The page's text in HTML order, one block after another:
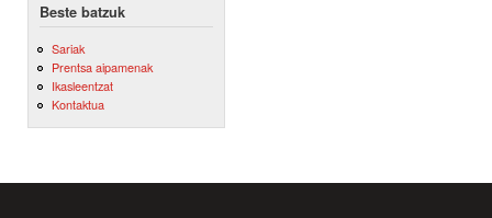
Beste batzuk
Sariak
Prentsa aipamenak
Ikasleentzat
Kontaktua